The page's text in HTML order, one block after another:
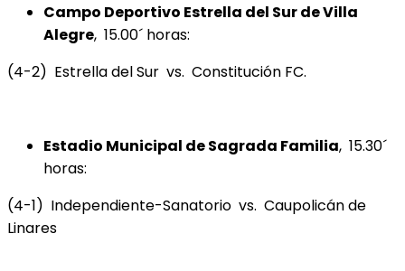
Campo Deportivo Estrella del Sur de Villa
Alegre, 15.00´ horas:
(4-2) Estrella del Sur vs. Constitución FC.
Estadio Municipal de Sagrada Familia, 15.30´
horas:
(4-1) Independiente-Sanatorio vs. Caupolicán de
Linares